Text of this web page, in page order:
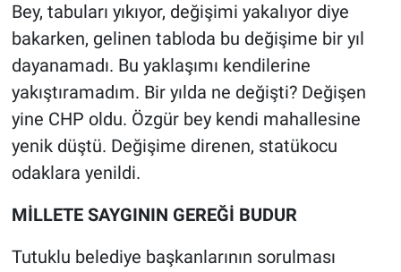
Bey, tabuları yıkıyor, değişimi yakalıyor diye
bakarken, gelinen tabloda bu değişime bir yıl
dayanamadı. Bu yaklaşımı kendilerine
yakıştıramadım. Bir yılda ne değişti? Değişen
yine CHP oldu. Özgür bey kendi mahallesine
yenik düştü. Değişime direnen, statükocu
odaklara yenildi.
MİLLETE SAYGININ GEREĞİ BUDUR
Tutuklu belediye başkanlarının sorulması